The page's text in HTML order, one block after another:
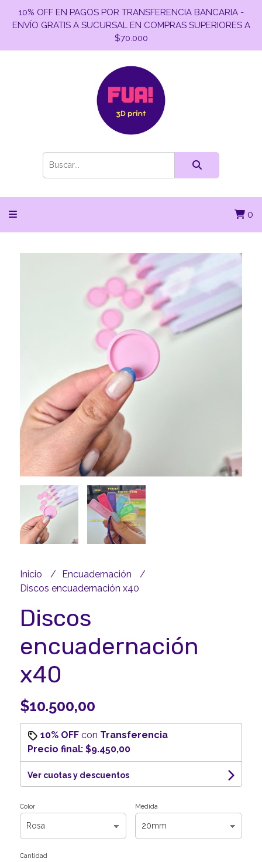
10% OFF EN PAGOS POR TRANSFERENCIA BANCARIA -
ENVÍO GRATIS A SUCURSAL EN COMPRAS SUPERIORES A
$70.000
0
Inicio
Encuadernación
Discos encuadernación x40
Discos
encuadernación
x40
$10.500,00
10% OFFcon Transferencia
Precio final: $9.450,00
Ver cuotas y descuentos
Color Medida
Cantidad